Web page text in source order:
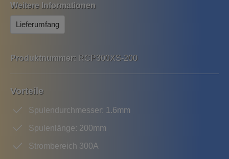
Weitere Informationen
Lieferumfang
Produktnummer: RCP300XS-200
Vorteile
Spulendurchmesser: 1.6mm
Spulenlänge: 200mm
Strombereich 300A